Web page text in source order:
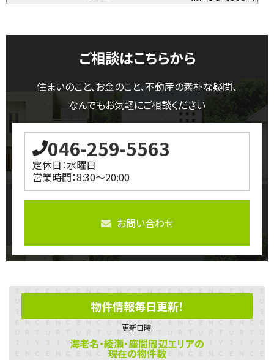
ご相談はこちらから
住まいのこと、お金のこと、不動産の素朴な疑問、
なんでもお気軽にご相談ください
046-259-5563
定休日：水曜日
営業時間：8:30～20:00
お問い合わせ
物件情報毎日更新！
更新日時:
海老名・綾瀬・座間周辺エリアの
現在の物件数